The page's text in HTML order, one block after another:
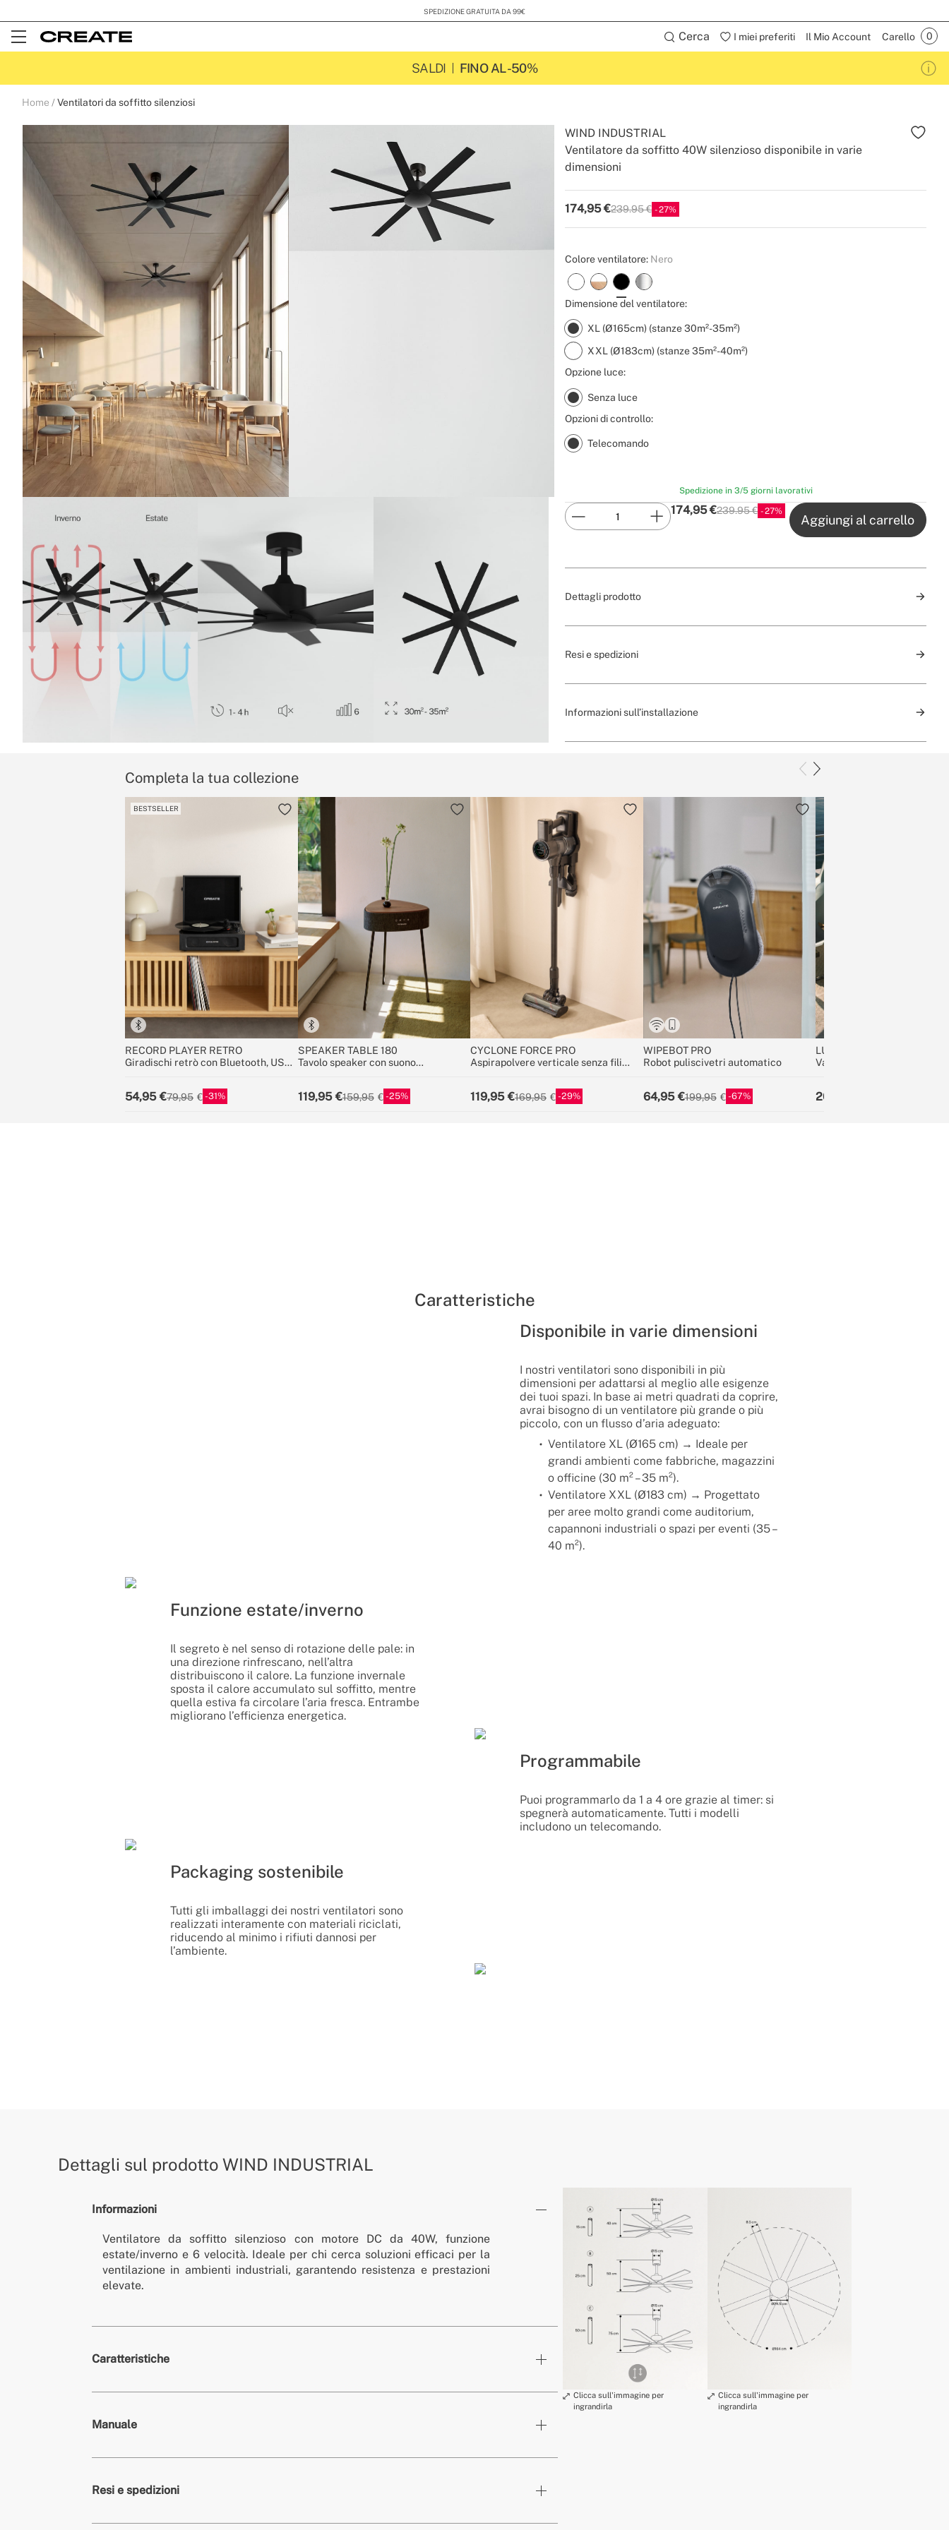
Open
Cerca I miei preferiti Il Mio Account Carello
SALDI FINO AL -50%
Home Ventilatori da soffitto silenziosi
Ventilatore da soffitto 40W silenzioso disponibile in varie
dimensioni
WIND INDUSTRIAL
174,95 €P.V.P
239.95 € 27
Colore ventilatore: Nero
Dimensione del ventilatore:
XL (Ø165cm) (stanze 30m²-35m²)
XXL (Ø183cm) (stanze 35m²-40m²)
Opzione luce:
Senza luce
Opzioni di controllo:
Telecomando
Spedizione in 3/5 giorni lavorativi
174,95 €P.V.P
239.95 € 27
Aggiungi al carrello
Dettagli prodotto
Resi e spedizioni
Informazioni sull’installazione
Completa la tua collezione
BESTSELLER
RECORD PLAYER RETRO
Giradischi retrò con Bluetooth, USB,
54,95 79,95 31
SPEAKER TABLE 180
Tavolo speaker con suono
caricatore wireless
119,95 159,95 25
CYCLONE FORCE PRO
Aspirapolvere verticale senza fili
119,95 169,95 29
WIPEBOT PRO
Robot puliscivetri automatico
64,95 199,95 67
LUGGAGE STUDIO
Valigia rigida in
204,95
Caratteristiche
Disponibile in varie dimensioni
I nostri ventilatori sono disponibili in più
dimensioni per adattarsi al meglio alle esigenze
dei tuoi spazi. In base ai metri quadrati da coprire,
avrai bisogno di un ventilatore più grande o più
piccolo, con un flusso d’aria adeguato:
Ventilatore XL (Ø165 cm) → Ideale per
grandi ambienti come fabbriche, magazzini
o officine (30 m² – 35 m²).
Ventilatore XXL (Ø183 cm) → Progettato
per aree molto grandi come auditorium,
capannoni industriali o spazi per eventi (35 –
40 m²).
Funzione estate/inverno
Il segreto è nel senso di rotazione delle pale: in
una direzione rinfrescano, nell’altra
distribuiscono il calore. La funzione invernale
sposta il calore accumulato sul soffitto, mentre
quella estiva fa circolare l’aria fresca. Entrambe
migliorano l’efficienza energetica.
Programmabile
Puoi programmarlo da 1 a 4 ore grazie al timer: si
spegnerà automaticamente. Tutti i modelli
includono un telecomando.
Packaging sostenibile
Tutti gli imballaggi dei nostri ventilatori sono
realizzati interamente con materiali riciclati,
riducendo al minimo i rifiuti dannosi per
l’ambiente.
Dettagli sul prodottoWIND INDUSTRIAL
Informazioni
Ventilatore da soffitto silenzioso con motore DC da 40W, funzione
estate/inverno e 6 velocità. Ideale per chi cerca soluzioni efficaci per la
ventilazione in ambienti industriali, garantendo resistenza e prestazioni
elevate.
Caratteristiche
» Tipo Motore Rame DC
» Portata d'aria (m³)
» Potenza del motore 40 W
Manuale
Resi e spedizioni